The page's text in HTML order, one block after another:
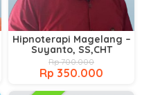
Hipnoterapi Magelang –
Suyanto, SS,CHT
Rp 700.000
Rp 350.000